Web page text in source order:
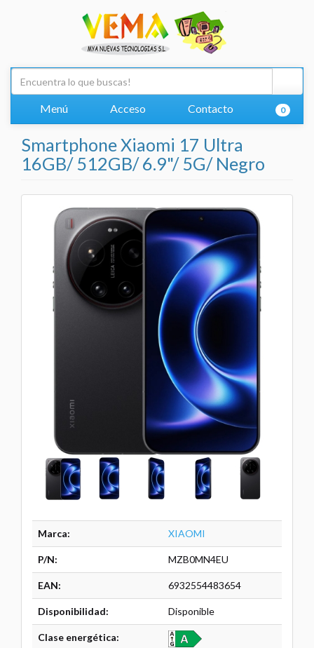
Menú Acceso Contacto 0
Smartphone Xiaomi 17 Ultra
16GB/ 512GB/ 6.9"/ 5G/ Negro
Marca: XIAOMI
P/N: MZB0MN4EU
EAN: 6932554483654
Disponibilidad: Disponible
Clase energética: